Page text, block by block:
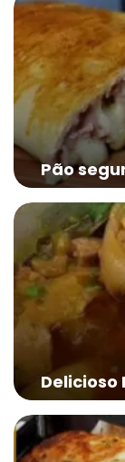
Pão
Delicioso